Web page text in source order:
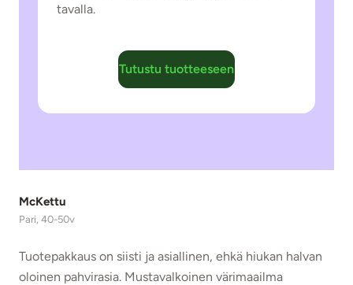
tavalla.
Tutustu tuotteeseen
McKettu
Pari, 40-50v
Tuotepakkaus on siisti ja asiallinen, ehkä hiukan halvan
oloinen pahvirasia. Mustavalkoinen värimaailma